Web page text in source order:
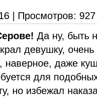
| Просмотров: 927
Да ну, быть
девушку, очень
наверное, даже
для
но избежал